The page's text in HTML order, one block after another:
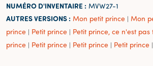
NUMÉRO D'INVENTAIRE : MVW27-1
AUTRES VERSIONS : Mon petit prince | Mon
prince | Petit prince | Petit prince, ce n'est
prince | Petit prince | Petit prince | Petit prince |